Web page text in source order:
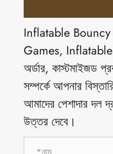
Inflatable
Games,
অর্ডার, কাস্টমাইজড
সম্পর্কে আপনার
আমাদের পেশাদার দল
উত্তর দেবে।